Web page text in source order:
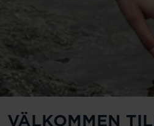
VÄLKOMMEN